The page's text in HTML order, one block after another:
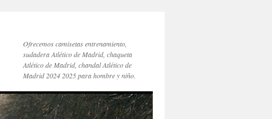
Ofrecemos camisetas entrenamiento,
sudadera Atlético de Madrid, chaqueta
Atlético de Madrid, chandal Atlético de
Madrid 2024 2025 para hombre y niño.